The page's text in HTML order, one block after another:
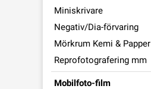
Miniskrivare
Negativ/Dia-förvaring
Mörkrum Kemi & Papper
Reprofotografering mm
Mobilfoto-film